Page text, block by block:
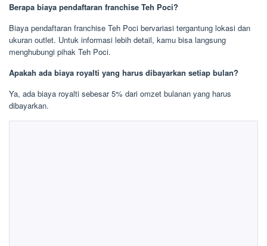
Berapa biaya pendaftaran franchise Teh Poci?
Biaya pendaftaran franchise Teh Poci bervariasi tergantung lokasi dan
ukuran outlet. Untuk informasi lebih detail, kamu bisa langsung
menghubungi pihak Teh Poci.
Apakah ada biaya royalti yang harus dibayarkan setiap bulan?
Ya, ada biaya royalti sebesar 5% dari omzet bulanan yang harus
dibayarkan.